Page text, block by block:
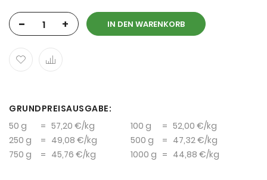
- + IN DEN WARENKORB
GRUNDPREISAUSGABE:
50 g
= 57,20 €/kg 100 g = 52,00 €/kg
250 g
= 49,08 €/kg 500 g = 47,32 €/kg
750 g
= 45,76 €/kg 1000 g = 44,88 €/kg